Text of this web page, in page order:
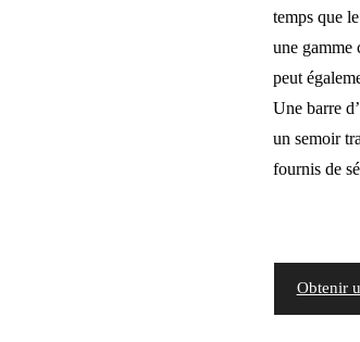
temps que
une gamme
peut
Une barre
un semoir
fournis de
Obtenir